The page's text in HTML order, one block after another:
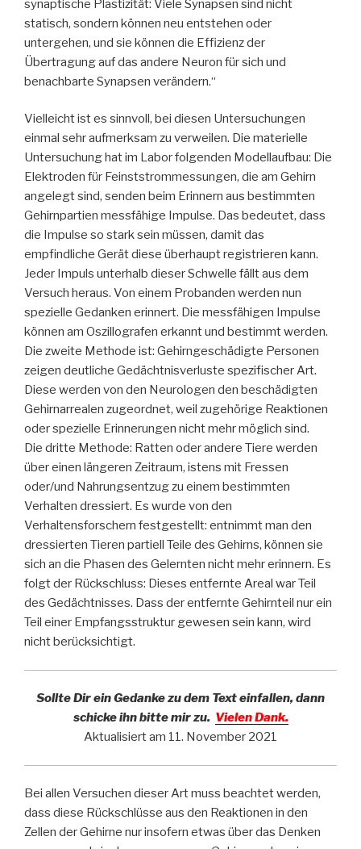
synaptische Plastizität: Viele Synapsen sind nicht
statisch, sondern können neu entstehen oder
untergehen, und sie können die Effizienz der
Übertragung auf das andere Neuron für sich und
benachbarte Synapsen verändern.“
Vielleicht ist es sinnvoll, bei diesen Untersuchungen
einmal sehr aufmerksam zu verweilen. Die materielle
Untersuchung hat im Labor folgenden Modellaufbau: Die
Elektroden für Feinststrommessungen, die am Gehirn
angelegt sind, senden beim Erinnern aus bestimmten
Gehirnpartien messfähige Impulse. Das bedeutet, dass
die Impulse so stark sein müssen, damit das
empfindliche Gerät diese überhaupt registrieren kann.
Jeder Impuls unterhalb dieser Schwelle fällt aus dem
Versuch heraus. Von einem Probanden werden nun
spezielle Gedanken erinnert. Die messfähigen Impulse
können am Oszillografen erkannt und bestimmt werden.
Die zweite Methode ist: Gehirngeschädigte Personen
zeigen deutliche Gedächtnisverluste spezifischer Art.
Diese werden von den Neurologen den beschädigten
Gehirnarrealen zugeordnet, weil zugehörige Reaktionen
oder spezielle Erinnerungen nicht mehr möglich sind.
Die dritte Methode: Ratten oder andere Tiere werden
über einen längeren Zeitraum, istens mit Fressen
oder/und Nahrungsentzug zu einem bestimmten
Verhalten dressiert. Es wurde von den
Verhaltensforschern festgestellt: entnimmt man den
dressierten Tieren partiell Teile des Gehirns, können sie
sich an die Phasen des Gelernten nicht mehr erinnern. Es
folgt der Rückschluss: Dieses entfernte Areal war Teil
des Gedächtnisses. Dass der entfernte Gehirnteil nur ein
Teil einer Empfangsstruktur gewesen sein kann, wird
nicht berücksichtigt.
Sollte Dir ein Gedanke zu dem Text einfallen, dann
schicke ihn bitte mir zu. Vielen Dank.
Aktualisiert am 11. November 2021
Bei allen Versuchen dieser Art muss beachtet werden,
dass diese Rückschlüsse aus den Reaktionen in den
Zellen der Gehirne nur insofern etwas über das Denken